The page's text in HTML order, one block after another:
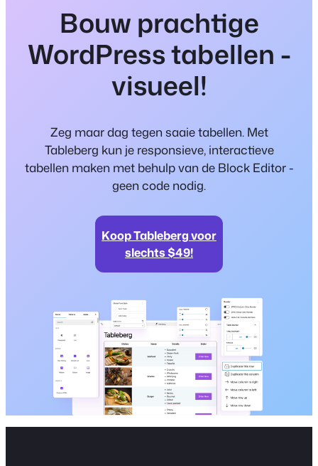
Bouw prachtige
WordPress tabellen -
visueel!
Zeg maar dag tegen saaie tabellen. Met
Tableberg kun je responsieve, interactieve
tabellen maken met behulp van de Block Editor -
geen code nodig.
Koop Tableberg voor
slechts $49!